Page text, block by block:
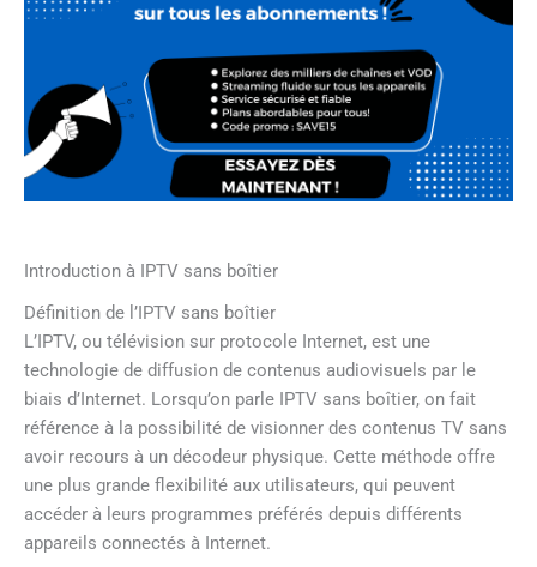
Introduction à IPTV sans boîtier
Définition de l’IPTV sans boîtier
L’IPTV, ou télévision sur protocole Internet, est une
technologie de diffusion de contenus audiovisuels par le
biais d’Internet. Lorsqu’on parle IPTV sans boîtier, on fait
référence à la possibilité de visionner des contenus TV sans
avoir recours à un décodeur physique. Cette méthode offre
une plus grande flexibilité aux utilisateurs, qui peuvent
accéder à leurs programmes préférés depuis différents
appareils connectés à Internet.